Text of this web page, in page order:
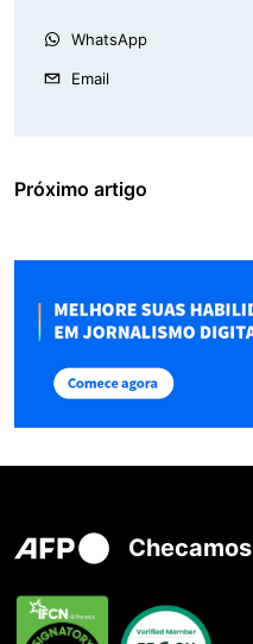
WhatsApp
Email
Próximo artigo
Checamos